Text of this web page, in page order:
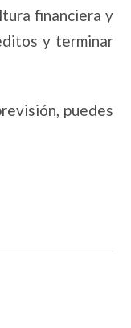
financiera y
y terminar
puedes